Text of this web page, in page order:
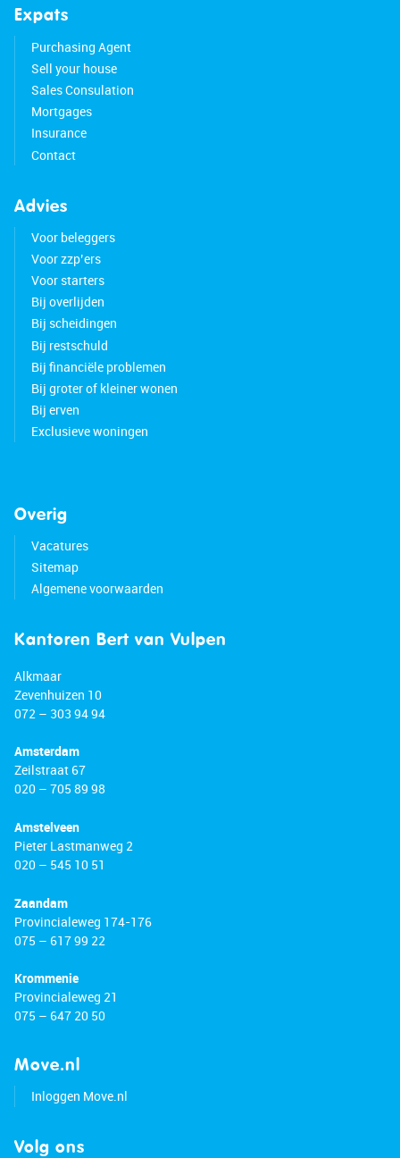
Expats
Purchasing Agent
Sell your house
Sales Consulation
Mortgages
Insurance
Contact
Advies
Voor beleggers
Voor zzp’ers
Voor starters
Bij overlijden
Bij scheidingen
Bij restschuld
Bij financiële problemen
Bij groter of kleiner wonen
Bij erven
Exclusieve woningen
Overig
Vacatures
Sitemap
Algemene voorwaarden
Kantoren Bert van Vulpen
Alkmaar
Zevenhuizen 10
072 – 303 94 94
Amsterdam
Zeilstraat 67
020 – 705 89 98
Amstelveen
Pieter Lastmanweg 2
020 – 545 10 51
Zaandam
Provincialeweg 174-176
075 – 617 99 22
Krommenie
Provincialeweg 21
075 – 647 20 50
Move.nl
Inloggen Move.nl
Volg ons